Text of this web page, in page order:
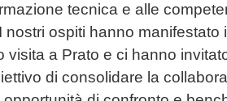
tecnica e alle
nostri ospiti hanno
visita a Prato e ci hanno
di consolidare la